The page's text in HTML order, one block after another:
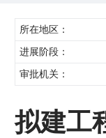
所在地区：
进展阶段：
审批机关：
拟建工